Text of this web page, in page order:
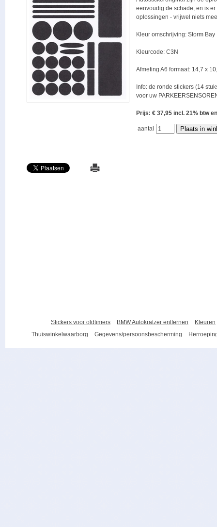
eenvoudig de schade, en is
oplossingen - vrijwel niets
Kleur omschrijving: Storm Bay
Kleurcode: C3N
Afmeting A6 formaat: 14,7 x
Info: de ronde stickers (14
voor uw
Prijs: € 37,95 incl. 21% btw
aantal
Stickers voor oldtimers BMW Autokratzer entfernen
Kleuren
Thuiswinkelwaarborg
Gegevens/persoonsbescherming